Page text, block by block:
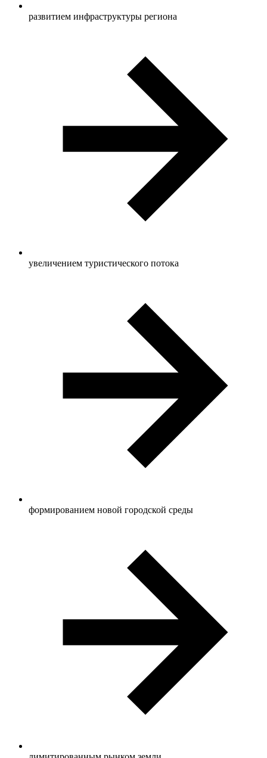
развитием инфраструктуры региона
увеличением туристического потока
формированием новой городской среды